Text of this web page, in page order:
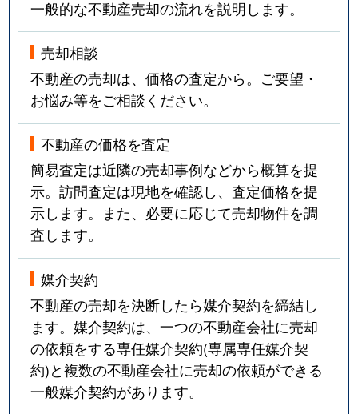
一般的な不動産売却の流れを説明します。
売却相談
不動産の売却は、価格の査定から。ご要望・
お悩み等をご相談ください。
不動産の価格を査定
簡易査定は近隣の売却事例などから概算を提
示。訪問査定は現地を確認し、査定価格を提
示します。また、必要に応じて売却物件を調
査します。
媒介契約
不動産の売却を決断したら媒介契約を締結し
ます。媒介契約は、一つの不動産会社に売却
の依頼をする専任媒介契約(専属専任媒介契
約)と複数の不動産会社に売却の依頼ができる
一般媒介契約があります。